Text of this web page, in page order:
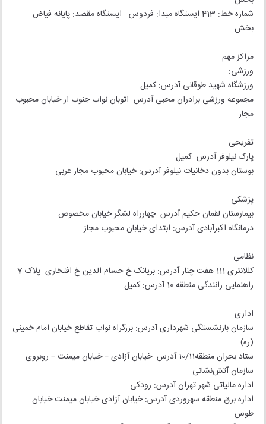
شماره خط: 413 ایستگاه مبدا: فردوس - ایستگاه مقصد: پایانه فیاض
بخش
مراکز مهم:
ورزشی:
ورزشگاه شهید طوقانی آدرس: کمیل
مجموعه ورزشی برادران محبی آدرس: اتوبان نواب جنوب از خیابان محبوب
مجاز
تفریحی:
پارک نیلوفر آدرس: کمیل
بوستان بدون دخانیات نیلوفر آدرس: خیابان محبوب مجاز غربی
پزشکی:
بیمارستان لقمان حکیم آدرس: چهارراه لشگر خیابان مخصوص
درمانگاه اکبرآبادی آدرس: ابتدای خیابان محبوب مجاز
نظامی:
کللانتری 111 هفت چنار آدرس: بریانک خ حسام الدین خ افتخاری -پلاک 7
راهنمایی رانندگی منطقه 10 آدرس: کمیل
اداری:
سازمان بازنشستگی شهرداری آدرس: بزرگراه نواب تقاطع خیابان امام خمینی
(ره)
ستاد بحران منطقه10/11 آدرس: خیابان آزادی – خیابان میمنت – روبروی
سازمان آتش‌نشانی
اداره مالیاتی شهر تهران آدرس: رودکی
اداره برق منطقه سهروردی آدرس: خیابان آزادی خیابان میمنت خیابان
طوس